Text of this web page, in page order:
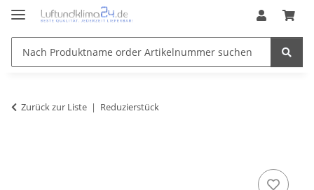
Zurück zur Liste Reduzierstück